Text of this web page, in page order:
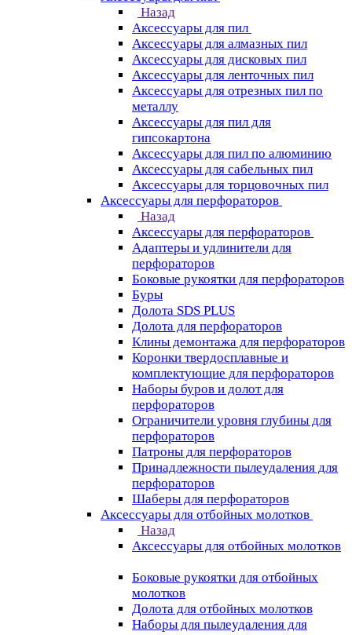
Назад
Аксессуары для пил
Аксессуары для алмазных пил
Аксессуары для дисковых пил
Аксессуары для ленточных пил
Аксессуары для отрезных пил по
металлу
Аксессуары для пил для
гипсокартона
Аксессуары для пил по алюминию
Аксессуары для сабельных пил
Аксессуары для торцовочных пил
Аксессуары для перфораторов
Назад
Аксессуары для перфораторов
Адаптеры и удлинители для
перфораторов
Боковые рукоятки для перфораторов
Буры
Долота SDS PLUS
Долота для перфораторов
Клины демонтажа для перфораторов
Коронки твердосплавные и
комплектующие для перфораторов
Наборы буров и долот для
перфораторов
Ограничители уровня глубины для
перфораторов
Патроны для перфораторов
Принадлежности пылеудаления для
перфораторов
Шаберы для перфораторов
Аксессуары для отбойных молотков
Назад
Аксессуары для отбойных молотков
Боковые рукоятки для отбойных
молотков
Долота для отбойных молотков
Наборы для пылеудаления для